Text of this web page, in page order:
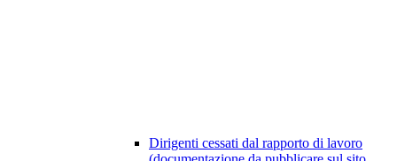
Dirigenti cessati dal rapporto di lavoro